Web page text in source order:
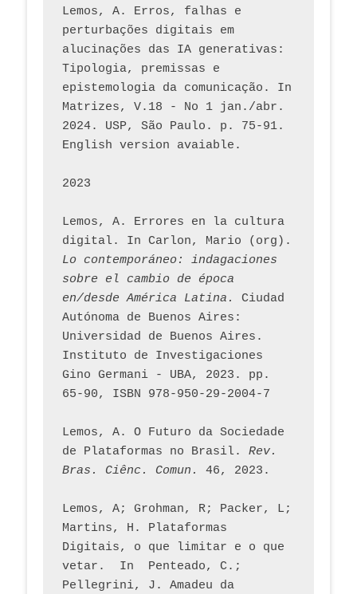
Lemos, A. Erros, falhas e
perturbações digitais em
alucinações das IA generativas:
Tipologia, premissas e
epistemologia da comunicação. In
Matrizes, V.18 - No 1 jan./abr.
2024. USP, São Paulo. p. 75-91.
English version avaiable.
2023
Lemos, A. Errores en la cultura
Lo contemporáneo: indagaciones
sobre el cambio de época
en/desde América Latina.
Ciudad
Autónoma de Buenos Aires:
Universidad de Buenos Aires.
Instituto de Investigaciones
Gino Germani - UBA, 2023. pp.
65-90, ISBN 978-950-29-2004-7
Lemos, A. O Futuro da Sociedade
de Plataformas no Brasil. Rev.
Bras. Ciênc. Comun.
Lemos, A; Grohman, R; Packer, L;
Martins, H. Plataformas
Digitais, o que limitar e o que
vetar.  In  Penteado, C.;
Pellegrini, J. Amadeu da